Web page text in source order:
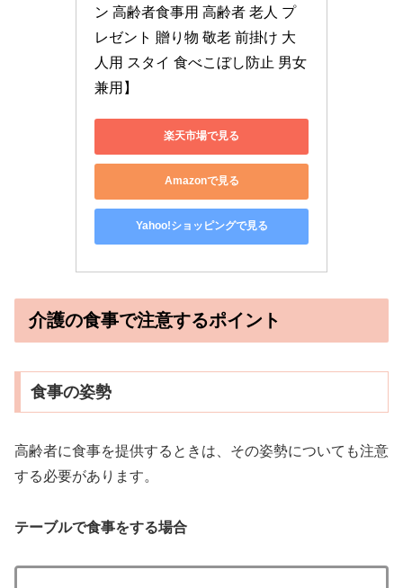
ン 高齢者食事用 高齢者 老人 プ
レゼント 贈り物 敬老 前掛け 大
人用 スタイ 食べこぼし防止 男女
兼用】
楽天市場で見る
Amazonで見る
Yahoo!ショッピングで見る
介護の食事で注意するポイント
食事の姿勢
高齢者に食事を提供するときは、その姿勢についても注意
する必要があります。
テーブルで食事をする場合